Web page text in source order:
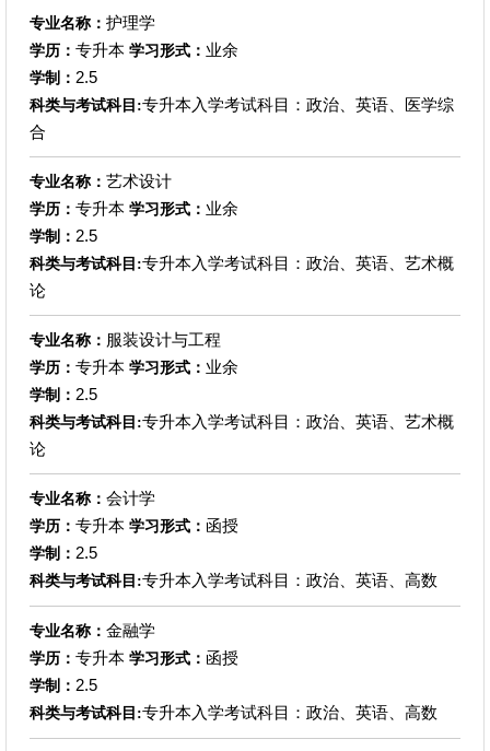
专业名称： 护理学
学历： 专升本 学习形式： 业余
学制： 2.5
科类与考试科目:专升本入学考试科目：政治、英语、医学综
合
专业名称： 艺术设计
学历： 专升本 学习形式： 业余
学制： 2.5
科类与考试科目:专升本入学考试科目：政治、英语、艺术概
论
专业名称： 服装设计与工程
学历： 专升本 学习形式： 业余
学制： 2.5
科类与考试科目:专升本入学考试科目：政治、英语、艺术概
论
专业名称： 会计学
学历： 专升本 学习形式： 函授
学制： 2.5
科类与考试科目:专升本入学考试科目：政治、英语、高数
专业名称： 金融学
学历： 专升本 学习形式： 函授
学制： 2.5
科类与考试科目:专升本入学考试科目：政治、英语、高数